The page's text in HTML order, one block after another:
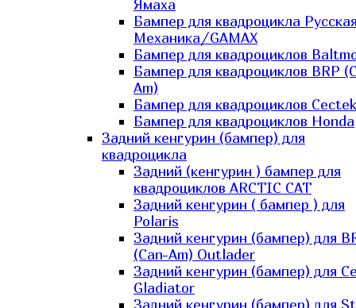
Ямаха
Бампер для квадроцикла
Механика/GAMAX
Бампер для квадроциклов
Бампер для квадроциклов BRP
Am)
Бампер для квадроциклов Cectek
Бампер для квадроциклов Honda
Задний кенгурин (бампер) для
квадроцикла
Задний (кенгурин ) бампер для
квадроциклов ARCTIC CAT
Задний кенгурин ( бампер ) для
Polaris
Задний кенгурин (бампер) для
(Can-Am) Outlader
Задний кенгурин (бампер) для
Gladiator
Задний кенгурин (бампер) для